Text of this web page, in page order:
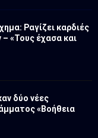
Ραγίζει καρδιές
«Τους έχασα και
δύο νέες
«Βοήθεια